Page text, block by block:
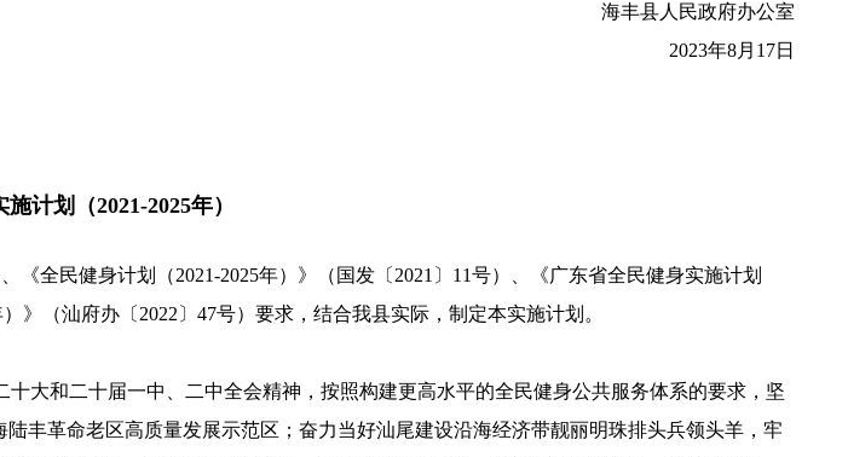
海丰县人民政府办公室
2023年8月17日
计划（2021-2025年）
民健身计划（2021-2025年）》（国发〔2021〕11号）、《广东省全民健身实施计划
》（汕府办〔2022〕47号）要求，结合我县实际，制定本实施计划。
和二十届一中、二中全会精神，按照构建更高水平的全民健身公共服务体系的要求，坚
丰革命老区高质量发展示范区；奋力当好汕尾建设沿海经济带靓丽明珠排头兵领头羊，牢